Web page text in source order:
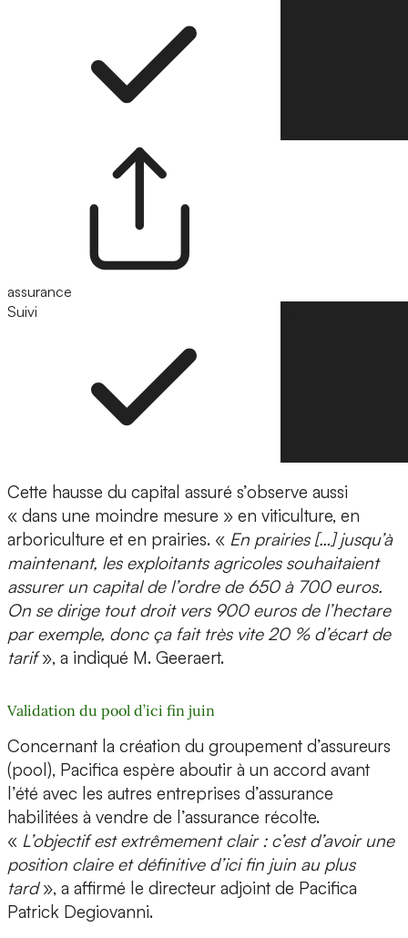
assurance
Suivi
Cette hausse du capital assuré s’observe aussi
« dans une moindre mesure » en viticulture, en
arboriculture et en prairies. « En prairies […] jusqu’à
maintenant, les exploitants agricoles souhaitaient
assurer un capital de l’ordre de 650 à 700 euros.
On se dirige tout droit vers 900 euros de l’hectare
par exemple, donc ça fait très vite 20 % d’écart de
tarif», a indiqué M. Geeraert.
Validation du pool d’ici fin juin
Concernant la création du groupement d’assureurs
(pool), Pacifica espère aboutir à un accord avant
l’été avec les autres entreprises d’assurance
habilitées à vendre de l’assurance récolte.
« L’objectif est extrêmement clair : c’est d’avoir une
position claire et définitive d’ici fin juin au plus
tard», a affirmé le directeur adjoint de Pacifica
Patrick Degiovanni.